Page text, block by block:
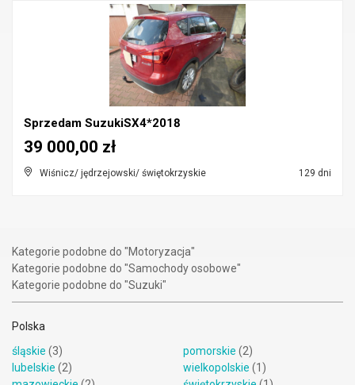
Sprzedam SuzukiSX4*2018
Wiśnicz/ jędrzejowski/ świętokrzyskie 129 dni
39 000,00 zł
Kategorie podobne do "Motoryzacja"
Kategorie podobne do "Samochody osobowe"
Kategorie podobne do "Suzuki"
Polska
śląskie (3)
lubelskie (2)
pomorskie (2)
wielkopolskie (1)